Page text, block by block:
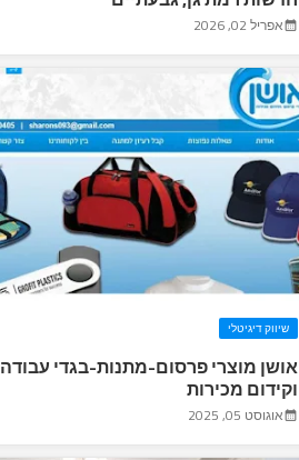
אפריל 02, 2026
שיווק דיגיטלי
אושן מוצרי פרסום-מתנות-בגדי עבודה
וקידום מכירות
אוגוסט 05, 2025